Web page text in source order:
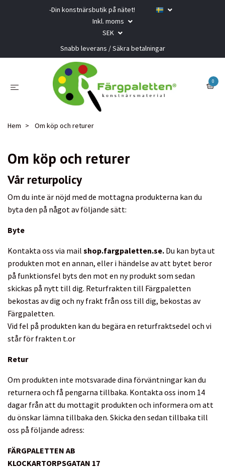
-Din konstnärsbutik på nätet!
Inkl. moms
SEK
Snabb leverans / Säkra betalningar
0
Hem Om köp och returer
Om köp och returer
Vår returpolicy
Om du inte är nöjd med de mottagna produkterna kan du
byta den på något av följande sätt:
Byte
Kontakta oss via mail shop.fargpaletten.se. Du kan byta ut
produkten mot en annan, eller i händelse av att bytet beror
på funktionsfel byts den mot en ny produkt som sedan
skickas på nytt till dig. Returfrakten till Färgpaletten
bekostas av dig och ny frakt från oss till dig, bekostas av
Färgpaletten.
Vid fel på produkten kan du begära en returfraktsedel och vi
står för frakten t.or
Retur
Om produkten inte motsvarade dina förväntningar kan du
returnera och få pengarna tillbaka. Kontakta oss inom 14
dagar från att du mottagit produkten och informera om att
du önskar lämna tillbaka den. Skicka den sedan tillbaka till
oss på följande adress:
FÄRGPALETTEN AB
KLOCKARTORPSGATAN 17